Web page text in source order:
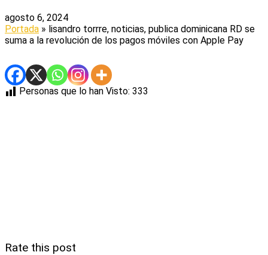
agosto 6, 2024
Portada » lisandro torrre, noticias, publica dominicana RD se
suma a la revolución de los pagos móviles con Apple Pay
Personas que lo han Visto: 333
Rate this post